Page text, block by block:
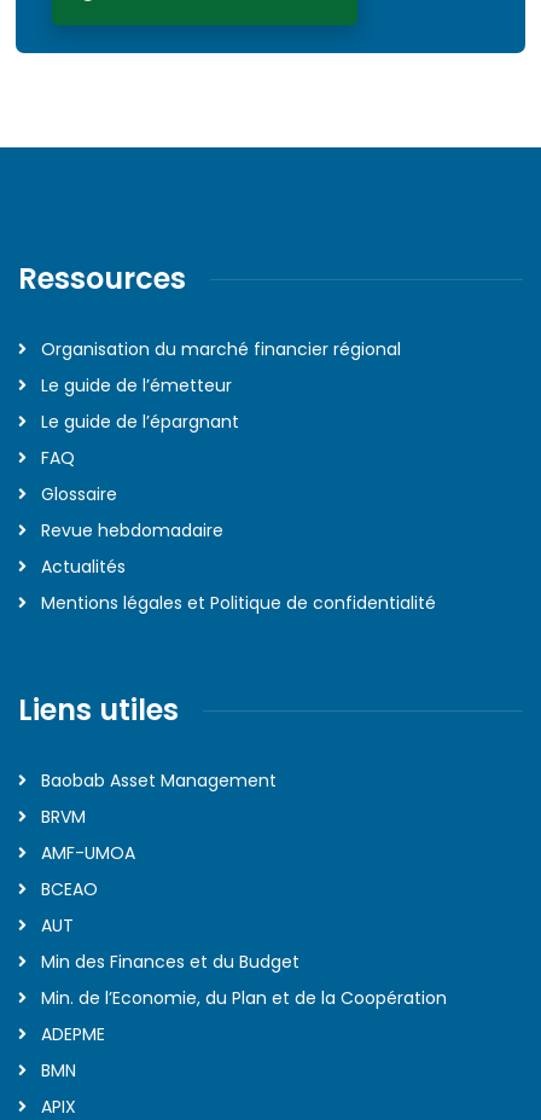
Ressources
Organisation du marché financier régional
Le guide de l’émetteur
Le guide de l’épargnant
FAQ
Glossaire
Revue hebdomadaire
Actualités
Mentions légales et Politique de confidentialité
Liens utiles
Baobab Asset Management
BRVM
AMF-UMOA
BCEAO
AUT
Min des Finances et du Budget
Min. de l’Economie, du Plan et de la Coopération
ADEPME
BMN
APIX